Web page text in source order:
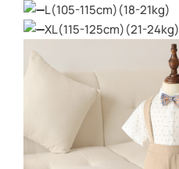
L(105-115cm)(18-21kg)
XL(115-125cm)(21-24kg)